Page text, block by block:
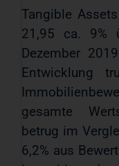
Tangible
21,95 ca. 9%
Dezember
Entwicklung
gesamte
betrug im
6,2% aus